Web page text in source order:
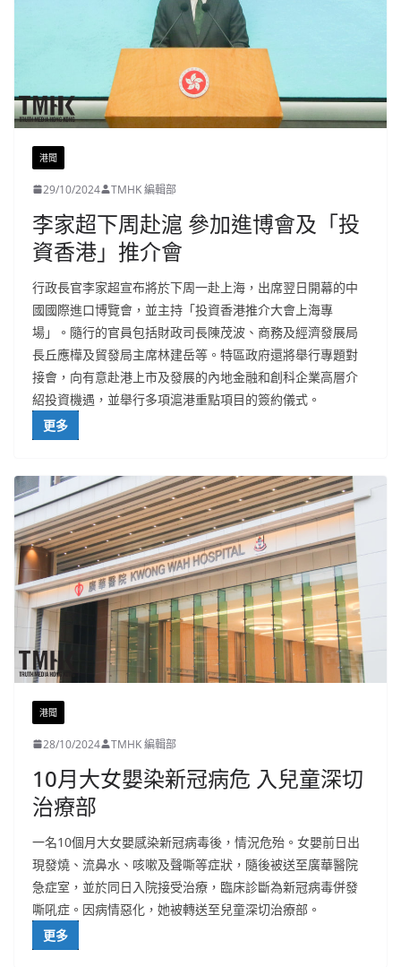
港聞
29/10/2024 TMHK 編輯部
李家超下周赴滬 參加進博會及「投
資香港」推介會
行政長官李家超宣布將於下周一赴上海，出席翌日開幕的中
國國際進口博覽會，並主持「投資香港推介大會上海專
場」。隨行的官員包括財政司長陳茂波、商務及經濟發展局
長丘應樺及貿發局主席林建岳等。特區政府還將舉行專題對
接會，向有意赴港上市及發展的內地金融和創科企業高層介
紹投資機遇，並舉行多項滬港重點項目的簽約儀式。
更多
港聞
28/10/2024 TMHK 編輯部
10月大女嬰染新冠病危 入兒童深切
治療部
一名10個月大女嬰感染新冠病毒後，情況危殆。女嬰前日出
現發燒、流鼻水、咳嗽及聲嘶等症狀，隨後被送至廣華醫院
急症室，並於同日入院接受治療，臨床診斷為新冠病毒併發
嘶吼症。因病情惡化，她被轉送至兒童深切治療部。
更多